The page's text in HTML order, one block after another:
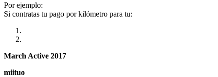
Por ejemplo:
Si contratas tu pago por kilómetro para tu:
March Active 2017
miituo